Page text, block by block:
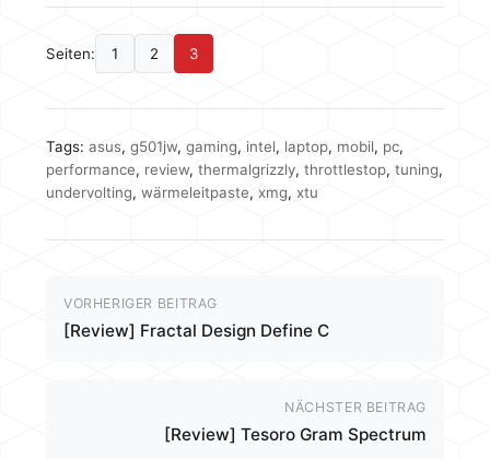
Seiten: 1 2 3
Tags: asus, g501jw, gaming, intel, laptop, mobil, pc,
performance, review, thermalgrizzly, throttlestop, tuning,
undervolting, wärmeleitpaste, xmg, xtu
VORHERIGER BEITRAG
[Review] Fractal Design Define C
NÄCHSTER BEITRAG
[Review] Tesoro Gram Spectrum